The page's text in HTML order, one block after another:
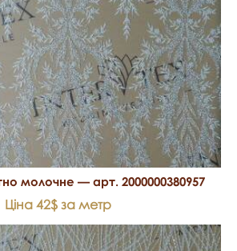
молочне — арт. 2000000380957
Ціна 42$ за метр